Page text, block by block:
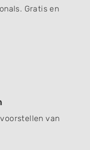
Gratis en
van